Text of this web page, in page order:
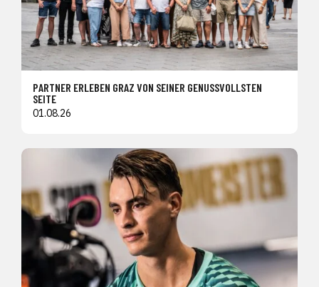
PARTNER ERLEBEN GRAZ VON SEINER GENUSSVOLLSTEN
SEITE
01.08.26